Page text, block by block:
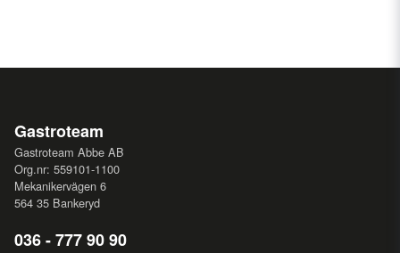
Gastroteam
Gastroteam Abbe AB
Org.nr: 559101-1100
Mekanikervägen 6
564 35 Bankeryd
036 - 777 90 90